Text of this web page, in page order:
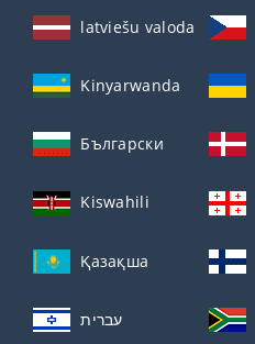
latviešu valoda
Kinyarwanda
Български
Kiswahili
Қазақша
עברית